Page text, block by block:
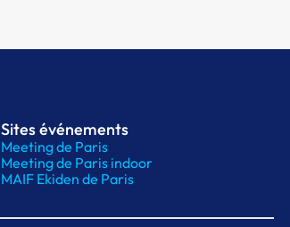
Sites événements
Meeting de Paris
Meeting de Paris indoor
MAIF Ekiden de Paris